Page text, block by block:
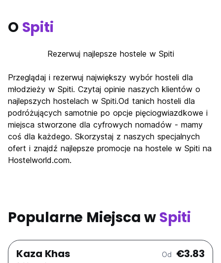
O Spiti
Rezerwuj najlepsze hostele w Spiti
Przeglądaj i rezerwuj największy wybór hosteli dla
młodzieży w Spiti. Czytaj opinie naszych klientów o
najlepszych hostelach w Spiti.Od tanich hosteli dla
podróżujących samotnie po opcje pięciogwiazdkowe i
miejsca stworzone dla cyfrowych nomadów - mamy
coś dla każdego. Skorzystaj z naszych specjalnych
ofert i znajdź najlepsze promocje na hostele w Spiti na
Hostelworld.com.
Popularne Miejsca w Spiti
Kaza Khas Od €3.83